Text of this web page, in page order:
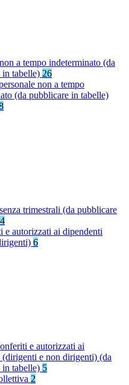
a tempo indeterminato (da
in tabelle) 26
non a tempo
(da pubblicare in tabelle)
trimestrali (da pubblicare
4
e autorizzati ai dipendenti
6
e autorizzati ai
(dirigenti e non dirigenti) (da
in tabelle) 5
2